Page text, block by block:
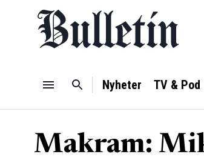
Nyheter TV & Pod
Makram: